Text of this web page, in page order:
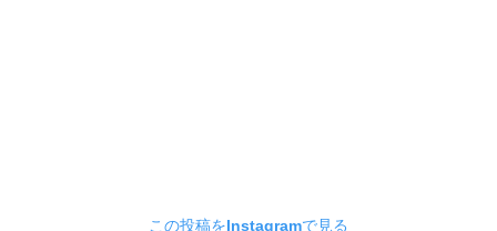
この投稿をInstagramで見る